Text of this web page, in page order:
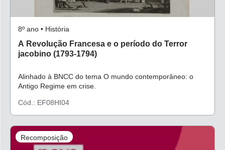
8º ano • História
A Revolução Francesa e o período do Terror
jacobino (1793-1794)
Alinhado à BNCC do tema O mundo contemporâneo: o
Antigo Regime em crise.
Cód.: EF08HI04
Recomposição